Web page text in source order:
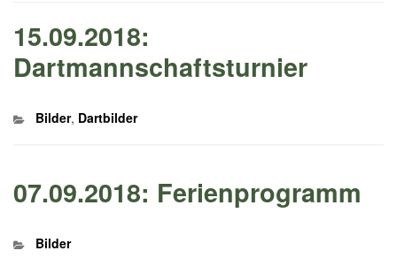
15.09.2018:
Dartmannschaftsturnier
Kategorien
Bilder, Dartbilder
07.09.2018: Ferienprogramm
Kategorien
Bilder